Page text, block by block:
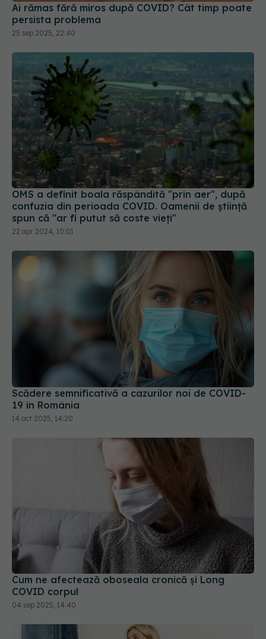
OMS a definit boala răspândită "prin aer", după
confuzia din perioada COVID. Oamenii de știință
spun că "ar fi putut să coste vieți"
22 apr 2024, 10:01
Scădere semnificativă a cazurilor noi de COVID-
19 în România
Cum ne afectează oboseala cronică și Long
COVID corpul
04 sep 2025, 14:40